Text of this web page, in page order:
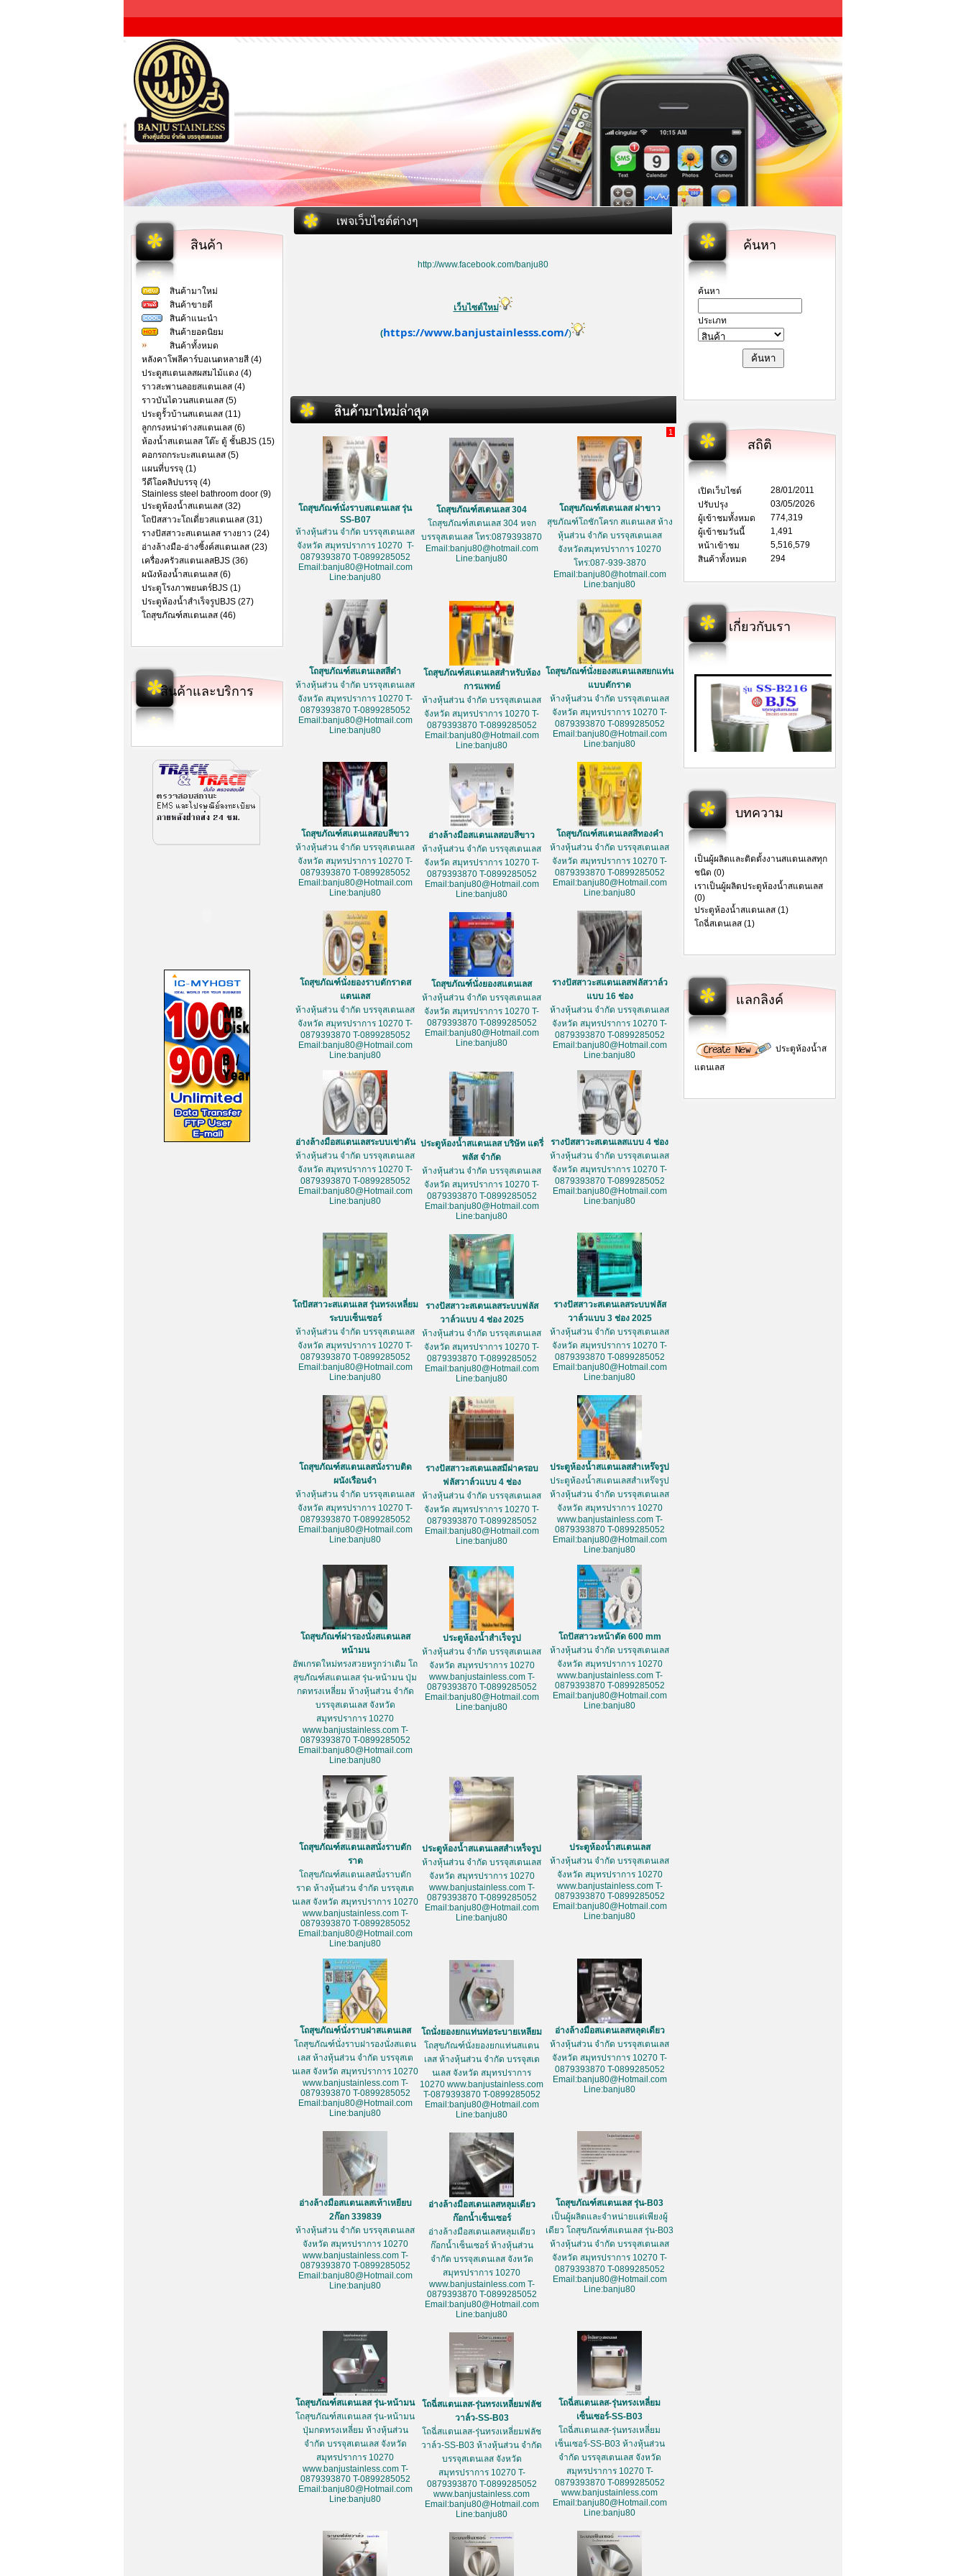
สินค้า
สินค้ามาใหม่
สินค้าขายดี
สินค้าแนะนำ
สินค้ายอดนิยม
สินค้าทั้งหมด
หลังคาโพลีคาร์บอเนตหลายสี (4)
ประตูสแตนเลสผสมไม้แดง (4)
ราวสะพานลอยสแตนเลส (4)
ราวบันไดวนสแตนเลส (5)
ประตูรั้วบ้านสแตนเลส (11)
ลูกกรงหน่าต่างสแตนเลส (6)
ห้องน้ำสแตนเลส โต๊ะ ตู้ ชั้นBJS (15)
คอกรถกระบะสแตนเลส (5)
แผนที่บรรจุ (1)
วีดีโอคลิปบรรจุ (4)
Stainless steel bathroom door (9)
ประตูห้องน้ำสแตนเลส (32)
โถปัสสาวะโถเดี่ยวสแตนเลส (31)
รางปัสสาวะสแตนเลส รางยาว (24)
อ่างล้างมือ-อ่างซิ้งค์สแตนเลส (23)
เครื่องครัวสแตนเลสBJS (36)
ผนังห้องน้ำสแตนเลส (6)
ประตูโรงภาพยนตร์BJS (1)
ประตูห้องน้ำสำเร็จรูปBJS (27)
โถสุขภัณฑ์สแตนเลส (46)
สินค้าและบริการ
เพจเว็บไซต์ต่างๆ
http://www.facebook.com/banju80
เว็บไซต์ใหม่
(https://www.banjustainlesss.com/)
1
โถสุขภัณฑ์นั่งราบสแตนเลส รุ่น
SS-B07
ห้างหุ้นส่วน จำกัด บรรจุสเตนเลส
จังหวัด สมุทรปราการ 10270 T-
0879393870 T-0899285052
Email:banju80@Hotmail.com
Line:banju80
โถสุขภัณฑ์สเตนเลส 304
โถสุขภัณฑ์สเตนเลส 304 หจก
บรรจุสเตนเลส โทร:0879393870
Email:banju80@hotmail.com
Line:banju80
โถสุขภัณฑ์สเตนเลส ฝาขาว
สุขภัณฑ์โถชักโครก สแตนเลส ห้าง
หุ้นส่วน จำกัด บรรจุสเตนเลส
จังหวัดสมุทรปราการ 10270
โทร:087-939-3870
Email:banju80@hotmail.com
Line:banju80
โถสุขภัณฑ์สแตนเลสสีดำ
ห้างหุ้นส่วน จำกัด บรรจุสเตนเลส
จังหวัด สมุทรปราการ 10270 T-
0879393870 T-0899285052
Email:banju80@Hotmail.com
Line:banju80
โถสุขภัณฑ์สแตนเลสสำหรับห้อง
การแพทย์
ห้างหุ้นส่วน จำกัด บรรจุสเตนเลส
จังหวัด สมุทรปราการ 10270 T-
0879393870 T-0899285052
Email:banju80@Hotmail.com
Line:banju80
โถสุขภัณฑ์นั่งยองสแตนเลสยกแท่น
แบบตักราด
ห้างหุ้นส่วน จำกัด บรรจุสเตนเลส
จังหวัด สมุทรปราการ 10270 T-
0879393870 T-0899285052
Email:banju80@Hotmail.com
Line:banju80
โถสุขภัณฑ์สแตนเลสอบสีขาว
ห้างหุ้นส่วน จำกัด บรรจุสเตนเลส
จังหวัด สมุทรปราการ 10270 T-
0879393870 T-0899285052
Email:banju80@Hotmail.com
Line:banju80
อ่างล้างมือสแตนเลสอบสีขาว
ห้างหุ้นส่วน จำกัด บรรจุสเตนเลส
จังหวัด สมุทรปราการ 10270 T-
0879393870 T-0899285052
Email:banju80@Hotmail.com
Line:banju80
โถสุขภัณฑ์สแตนเลสสีทองคำ
ห้างหุ้นส่วน จำกัด บรรจุสเตนเลส
จังหวัด สมุทรปราการ 10270 T-
0879393870 T-0899285052
Email:banju80@Hotmail.com
Line:banju80
โถสุขภัณฑ์นั่งยองราบตักราดส
แตนเลส
ห้างหุ้นส่วน จำกัด บรรจุสเตนเลส
จังหวัด สมุทรปราการ 10270 T-
0879393870 T-0899285052
Email:banju80@Hotmail.com
Line:banju80
โถสุขภัณฑ์นั่งยองสแตนเลส
ห้างหุ้นส่วน จำกัด บรรจุสเตนเลส
จังหวัด สมุทรปราการ 10270 T-
0879393870 T-0899285052
Email:banju80@Hotmail.com
Line:banju80
รางปัสสาวะสแตนเลสฟลัสวาล์ว
แบบ 16 ช่อง
ห้างหุ้นส่วน จำกัด บรรจุสเตนเลส
จังหวัด สมุทรปราการ 10270 T-
0879393870 T-0899285052
Email:banju80@Hotmail.com
Line:banju80
อ่างล้างมือสแตนเลสระบบเข่าดัน
ห้างหุ้นส่วน จำกัด บรรจุสเตนเลส
จังหวัด สมุทรปราการ 10270 T-
0879393870 T-0899285052
Email:banju80@Hotmail.com
Line:banju80
ประตูห้องน้ำสแตนเลส บริษัท แดรี่
พลัส จำกัด
ห้างหุ้นส่วน จำกัด บรรจุสเตนเลส
จังหวัด สมุทรปราการ 10270 T-
0879393870 T-0899285052
Email:banju80@Hotmail.com
Line:banju80
รางปัสสาวะสเตนเลสแบบ 4 ช่อง
ห้างหุ้นส่วน จำกัด บรรจุสเตนเลส
จังหวัด สมุทรปราการ 10270 T-
0879393870 T-0899285052
Email:banju80@Hotmail.com
Line:banju80
โถปัสสาวะสแตนเลส รุ่นทรงเหลี่ยม
ระบบเซ็นเซอร์
ห้างหุ้นส่วน จำกัด บรรจุสเตนเลส
จังหวัด สมุทรปราการ 10270 T-
0879393870 T-0899285052
Email:banju80@Hotmail.com
Line:banju80
รางปัสสาวะสเตนเลสระบบฟลัส
วาล์วแบบ 4 ช่อง 2025
ห้างหุ้นส่วน จำกัด บรรจุสเตนเลส
จังหวัด สมุทรปราการ 10270 T-
0879393870 T-0899285052
Email:banju80@Hotmail.com
Line:banju80
รางปัสสาวะสเตนเลสระบบฟลัส
วาล์วแบบ 3 ช่อง 2025
ห้างหุ้นส่วน จำกัด บรรจุสเตนเลส
จังหวัด สมุทรปราการ 10270 T-
0879393870 T-0899285052
Email:banju80@Hotmail.com
Line:banju80
โถสุขภัณฑ์สแตนเลสนั่งราบติด
ผนังเรือนจำ
ห้างหุ้นส่วน จำกัด บรรจุสเตนเลส
จังหวัด สมุทรปราการ 10270 T-
0879393870 T-0899285052
Email:banju80@Hotmail.com
Line:banju80
รางปัสสาวะสเตนเลสมีฝาครอบ
ฟลัสวาล์วแบบ 4 ช่อง
ห้างหุ้นส่วน จำกัด บรรจุสเตนเลส
จังหวัด สมุทรปราการ 10270 T-
0879393870 T-0899285052
Email:banju80@Hotmail.com
Line:banju80
ประตูห้องน้ำสแตนเลสสำเหร๊จรูป
ประตูห้องน้ำสแตนเลสสำเหร๊จรูป
ห้างหุ้นส่วน จำกัด บรรจุสเตนเลส
จังหวัด สมุทรปราการ 10270
www.banjustainless.com T-
0879393870 T-0899285052
Email:banju80@Hotmail.com
Line:banju80
โถสุขภัณฑ์ฝารองนั่งสแตนเลส
หน้ามน
อัพเกรดใหม่ทรงสวยหรูกว่าเดิม โถ
สุขภัณฑ์สแตนเลส รุ่น-หน้ามน ปุ่ม
กดทรงเหลี่ยม ห้างหุ้นส่วน จำกัด
บรรจุสเตนเลส จังหวัด
สมุทรปราการ 10270
www.banjustainless.com T-
0879393870 T-0899285052
Email:banju80@Hotmail.com
Line:banju80
ประตูห้องน้ำสำเร็จรูป
ห้างหุ้นส่วน จำกัด บรรจุสเตนเลส
จังหวัด สมุทรปราการ 10270
www.banjustainless.com T-
0879393870 T-0899285052
Email:banju80@Hotmail.com
Line:banju80
โถปัสสาวะหน้าตัด 600 mm
ห้างหุ้นส่วน จำกัด บรรจุสเตนเลส
จังหวัด สมุทรปราการ 10270
www.banjustainless.com T-
0879393870 T-0899285052
Email:banju80@Hotmail.com
Line:banju80
โถสุขภัณฑ์สแตนเลสนั่งราบตัก
ราด
โถสุขภัณฑ์สแตนเลสนั่งราบตัก
ราด ห้างหุ้นส่วน จำกัด บรรจุสเต
นเลส จังหวัด สมุทรปราการ 10270
www.banjustainless.com T-
0879393870 T-0899285052
Email:banju80@Hotmail.com
Line:banju80
ประตูห้องน้ำสแตนเลสสำเหร็จรูป
ห้างหุ้นส่วน จำกัด บรรจุสเตนเลส
จังหวัด สมุทรปราการ 10270
www.banjustainless.com T-
0879393870 T-0899285052
Email:banju80@Hotmail.com
Line:banju80
ประตูห้องน้ำสแตนเลส
ห้างหุ้นส่วน จำกัด บรรจุสเตนเลส
จังหวัด สมุทรปราการ 10270
www.banjustainless.com T-
0879393870 T-0899285052
Email:banju80@Hotmail.com
Line:banju80
โถสุขภัณฑ์นั่งราบฝาสแตนเลส
โถสุขภัณฑ์นั่งราบฝารองนั่งสแตน
เลส ห้างหุ้นส่วน จำกัด บรรจุสเต
นเลส จังหวัด สมุทรปราการ 10270
www.banjustainless.com T-
0879393870 T-0899285052
Email:banju80@Hotmail.com
Line:banju80
โถนั่งยองยกแท่นท่อระบายเหลียม
โถสุขภัณฑ์นั่งยองยกแท่นสแตน
เลส ห้างหุ้นส่วน จำกัด บรรจุสเต
นเลส จังหวัด สมุทรปราการ
10270 www.banjustainless.com
T-0879393870 T-0899285052
Email:banju80@Hotmail.com
Line:banju80
อ่างล้างมือสแตนเลสหลุดเดียว
ห้างหุ้นส่วน จำกัด บรรจุสเตนเลส
จังหวัด สมุทรปราการ 10270 T-
0879393870 T-0899285052
Email:banju80@Hotmail.com
Line:banju80
อ่างล้างมือสแตนเลสเท้าเหยียบ
2ก๊อก 339839
ห้างหุ้นส่วน จำกัด บรรจุสเตนเลส
จังหวัด สมุทรปราการ 10270
www.banjustainless.com T-
0879393870 T-0899285052
Email:banju80@Hotmail.com
Line:banju80
อ่างล้างมือสเตนเลสหลุมเดียว
ก๊อกน้ำเซ็นเซอร์
อ่างล้างมือสเตนเลสหลุมเดียว
ก๊อกน้ำเซ็นเซอร์ ห้างหุ้นส่วน
จำกัด บรรจุสเตนเลส จังหวัด
สมุทรปราการ 10270
www.banjustainless.com T-
0879393870 T-0899285052
Email:banju80@Hotmail.com
Line:banju80
โถสุขภัณฑ์สแตนเลส รุ่น-B03
เป็นผู้ผลิตและจำหน่ายแต่เพียงผู้
เดียว โถสุขภัณฑ์สแตนเลส รุ่น-B03
ห้างหุ้นส่วน จำกัด บรรจุสเตนเลส
จังหวัด สมุทรปราการ 10270 T-
0879393870 T-0899285052
Email:banju80@Hotmail.com
Line:banju80
โถสุขภัณฑ์สแตนเลส รุ่น-หน้ามน
โถสุขภัณฑ์สแตนเลส รุ่น-หน้ามน
ปุ่มกดทรงเหลี่ยม ห้างหุ้นส่วน
จำกัด บรรจุสเตนเลส จังหวัด
สมุทรปราการ 10270
www.banjustainless.com T-
0879393870 T-0899285052
Email:banju80@Hotmail.com
Line:banju80
โถฉี่สแตนเลส-รุ่นทรงเหลี่ยมฟลัช
วาล์ว-SS-B03
โถฉี่สแตนเลส-รุ่นทรงเหลี่ยมฟลัช
วาล์ว-SS-B03 ห้างหุ้นส่วน จำกัด
บรรจุสเตนเลส จังหวัด
สมุทรปราการ 10270 T-
0879393870 T-0899285052
www.banjustainless.com
Email:banju80@Hotmail.com
Line:banju80
โถฉี่สแตนเลส-รุ่นทรงเหลี่ยม
เซ็นเซอร์-SS-B03
โถฉี่สแตนเลส-รุ่นทรงเหลี่ยม
เซ็นเซอร์-SS-B03 ห้างหุ้นส่วน
จำกัด บรรจุสเตนเลส จังหวัด
สมุทรปราการ 10270 T-
0879393870 T-0899285052
www.banjustainless.com
Email:banju80@Hotmail.com
Line:banju80
ค้นหา
ค้นหา
ประเภท
สถิติ
เปิดเว็บไซต์
28/01/2011
ปรับปรุง
03/05/2026
ผู้เข้าชมทั้งหมด
774,319
ผู้เข้าชมวันนี้
1,491
หน้าเข้าชม
5,516,579
สินค้าทั้งหมด
294
เกี่ยวกับเรา
บทความ
เป็นผู้ผลิตและติดตั้งงานสแตนเลสทุก
ชนิด (0)
เราเป็นผู้ผลิตประตูห้องน้ำสแตนเลส
(0)
ประตูห้องน้ำสแตนเลส (1)
โถฉี่สเตนเลส (1)
แลกลิงค์
ประตูห้องน้ำส
แตนเลส